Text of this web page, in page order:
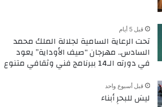
قبل 5 أيام
تحت الرعاية السامية لجلالة الملك محمد
السادس.. مهرجان “صيف الأوداية” يعود
في دورته الـ14 ببرنامج فني وثقافي متنوع
قبل أسبوع واحد
ليسَ للبحرِ أبناء